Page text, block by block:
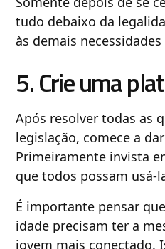
tudo debaixo da
às demais
5. Crie uma
Após resolver todas as
legislação, comece a
Primeiramente invista
que todos possam usá-
É importante pensar
idade precisam ter a
jovem mais conectado.